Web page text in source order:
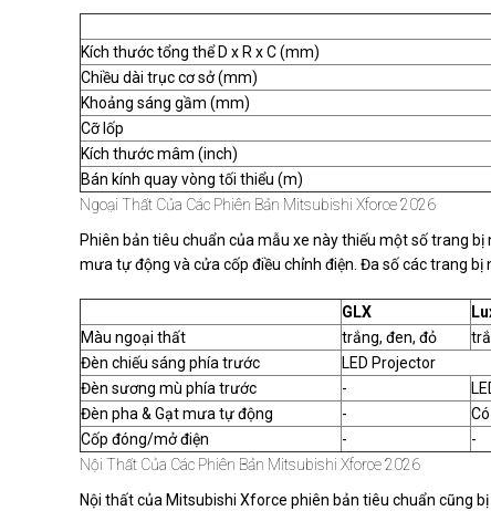
Kích thước tổng thể D x R x C (mm)
Chiều dài trục cơ sở (mm)
Khoảng sáng gầm (mm)
Cỡ lốp
Kích thước mâm (inch)
Bán kính quay vòng tối thiểu (m)
Ngoại Thất Của Các Phiên Bản Mitsubishi Xforce 2026
Phiên bản tiêu chuẩn của mẫu xe này thiếu một số trang
mưa tự động và cửa cốp điều chỉnh điện. Đa số các trang
GLX
Màu ngoại thất
trắng, đen, đỏ
Đèn chiếu sáng phía trước
LED Projector
Đèn sương mù phía trước
-
Đèn pha & Gạt mưa tự động
- Có
Cốp đóng/mở điện
- -
Nội Thất Của Các Phiên Bản Mitsubishi Xforce 2026
Nội thất của Mitsubishi Xforce phiên bản tiêu chuẩn cũng